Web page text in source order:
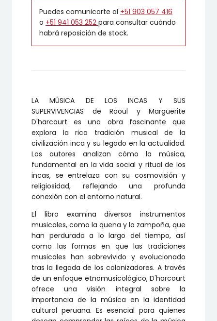
Puedes comunicarte al +51 903 057 416
o +51 941 053 252 para consultar cuándo
habrá reposición de stock.
LA MÚSICA DE LOS INCAS Y SUS
SUPERVIVENCIAS de Raoul y Marguerite
D'harcourt es una obra fascinante que
explora la rica tradición musical de la
civilización inca y su legado en la actualidad.
Los autores analizan cómo la música,
fundamental en la vida social y ritual de los
incas, se entrelaza con su cosmovisión y
religiosidad, reflejando una profunda
conexión con el entorno natural.
El libro examina diversos instrumentos
musicales, como la quena y la zampoña, que
han perdurado a lo largo del tiempo, así
como las formas en que las tradiciones
musicales han sobrevivido y evolucionado
tras la llegada de los colonizadores. A través
de un enfoque etnomusicológico, D'harcourt
ofrece una visión integral sobre la
importancia de la música en la identidad
cultural peruana. Es esencial para quienes